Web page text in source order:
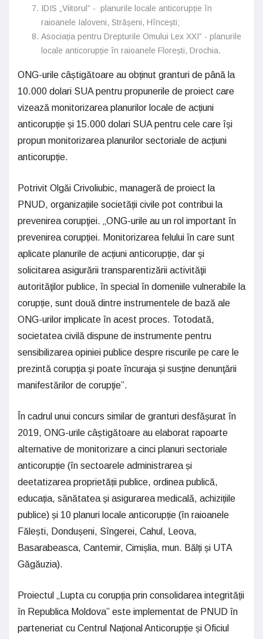
IDIS „Viitorul” - planurile locale anticorupție în
raioanele Ialoveni, Strășeni, Hîncești;
Asociația pentru Drepturile Omului Lex XXI” - planurile
locale anticorupție în raioanele Florești, Drochia.
ONG-urile câștigătoare au obținut granturi de până la
10.000 dolari SUA pentru propunerile de proiect care
vizează monitorizarea planurilor locale de acțiuni
anticorupție și 15.000 dolari SUA pentru cele care își
propun monitorizarea planurilor sectoriale de acțiuni
anticorupție.
Potrivit Olgăi Crivoliubic, manageră de proiect la
PNUD, organizațiile societății civile pot contribui la
prevenirea corupţiei. „ONG-urile au un rol important în
prevenirea corupției. Monitorizarea felului în care sunt
aplicate planurile de acțiuni anticorupție, dar şi
solicitarea asigurării transparentizării activităţii
autorităţilor publice, în special în domeniile vulnerabile la
corupție, sunt două dintre instrumentele de bază ale
ONG-urilor implicate în acest proces. Totodată,
societatea civilă dispune de instrumente pentru
sensibilizarea opiniei publice despre riscurile pe care le
prezintă corupţia şi poate încuraja și susține denunţării
manifestărilor de corupţie”.
În cadrul unui concurs similar de granturi desfășurat în
2019, ONG-urile câștigătoare au elaborat rapoarte
alternative de monitorizare a cinci planuri sectoriale
anticorupție (în sectoarele administrarea și
deetatizarea proprietății publice, ordinea publică,
educația, sănătatea și asigurarea medicală, achizițiile
publice) și 10 planuri locale anticorupție (în raioanele
Fălești, Dondușeni, Sîngerei, Cahul, Leova,
Basarabeasca, Cantemir, Cimișlia, mun. Bălți și UTA
Găgăuzia).
Proiectul „Lupta cu corupția prin consolidarea integrității
în Republica Moldova” este implementat de PNUD în
parteneriat cu Centrul Național Anticorupție și Oficiul